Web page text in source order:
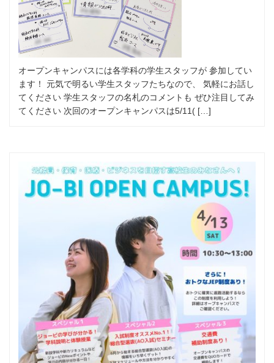
オープンキャンパスには各学科の学生スタッフが 参加してい
ます！ 元気で明るい学生スタッフたちなので、 気軽にお話し
てください 学生スタッフの名札のコメントも ぜひ注目してみ
てください 次回のオープンキャンパスは5/11( […]